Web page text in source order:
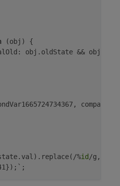
(obj) {
obj.oldState &&
%id /g,